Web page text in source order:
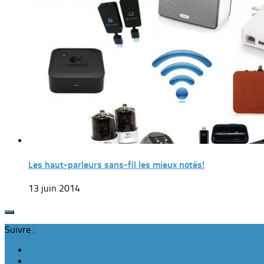
Les haut-parleurs sans-fil les mieux notés!
13 juin 2014
Suivre :